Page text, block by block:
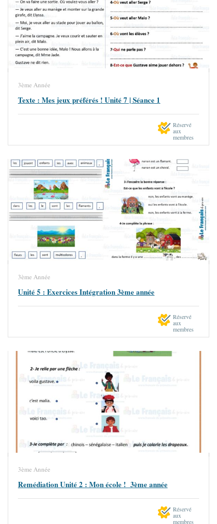
3ème Année
Texte : Mes jeux préférés ! Unité 7 | Séance 1
Réservé
aux
membres
3ème Année
Unité 5 : Exercices Intégration 3ème année
Réservé
aux
membres
3ème Année
Remédiation Unité 2 : Mon école ! 3ème année
Réservé
aux
membres